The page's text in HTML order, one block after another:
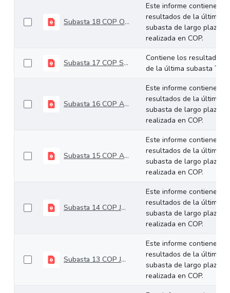
Subasta 18 COP Octubre 22 de 2025
Este informe contiene los
resultados de la última
subasta de largo plazo
realizada en COP.
Subasta 17 COP Septiembre 24 de 2025
Contiene los resultados
de la última subasta TCO.
Subasta 16 COP Agosto 27 de 2025
Este informe contiene los
resultados de la última
subasta de largo plazo
realizada en COP.
Subasta 15 COP Agosto 13 de 2025
Este informe contiene los
resultados de la última
subasta de largo plazo
realizada en COP.
Subasta 14 COP Julio 30 de 2025
Este informe contiene los
resultados de la última
subasta de largo plazo
realizada en COP.
Subasta 13 COP Julio 09 de 2025
Este informe contiene los
resultados de la última
subasta de largo plazo
realizada en COP.